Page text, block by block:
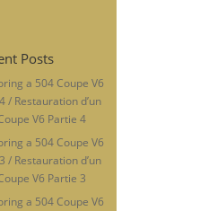
Posts
a 504 Coupe V6
/ Restauration d’un
V6 Partie 4
a 504 Coupe V6
/ Restauration d’un
V6 Partie 3
a 504 Coupe V6